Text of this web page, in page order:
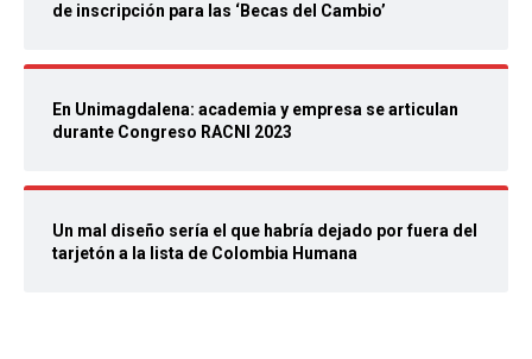
de inscripción para las ‘Becas del Cambio’
En Unimagdalena: academia y empresa se articulan
durante Congreso RACNI 2023
Un mal diseño sería el que habría dejado por fuera del
tarjetón a la lista de Colombia Humana